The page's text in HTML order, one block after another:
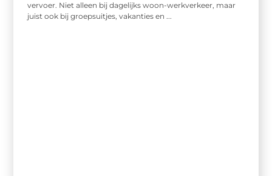
vervoer. Niet alleen bij dagelijks woon-werkverkeer, maar
juist ook bij groepsuitjes, vakanties en ...